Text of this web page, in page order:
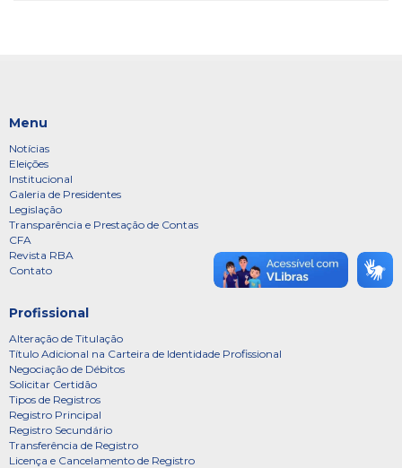
Menu
Notícias
Eleições
Institucional
Galeria de Presidentes
Legislação
Transparência e Prestação de Contas
CFA
Revista RBA
Contato
Profissional
Alteração de Titulação
Título Adicional na Carteira de Identidade Profissional
Negociação de Débitos
Solicitar Certidão
Tipos de Registros
Registro Principal
Registro Secundário
Transferência de Registro
Licença e Cancelamento de Registro